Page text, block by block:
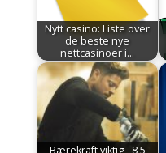
Nytt casino: Liste over
de beste nye
nettcasinoer i…
Bærekraft viktig - 8,5